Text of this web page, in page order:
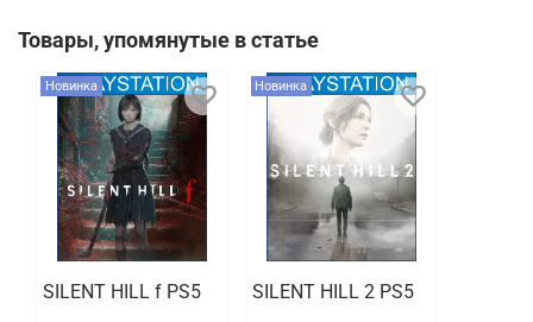
Товары, упомянутые в статье
Новинка
SILENT HILL f PS5
Новинка
SILENT HILL 2 PS5